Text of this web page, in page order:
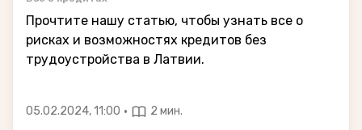
Прочтите нашу статью, чтобы узнать все о
рисках и возможностях кредитов без
трудоустройства в Латвии.
05.02.2024, 11:00 · 2 мин.